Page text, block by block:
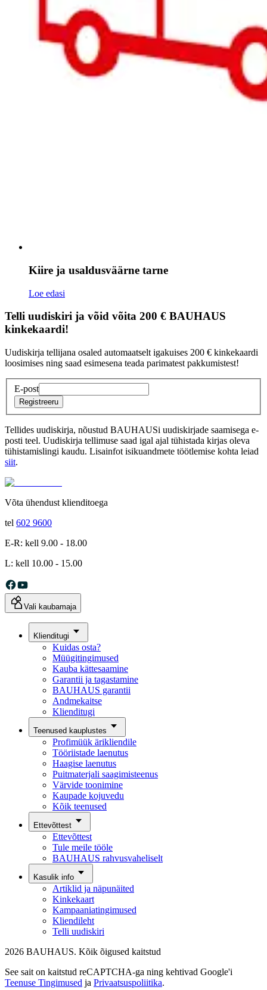
Kiire ja usaldusväärne tarne
Loe edasi
Telli uudiskiri ja võid võita 200 € BAUHAUS
kinkekaardi!
Uudiskirja tellijana osaled automaatselt igakuises 200 € kinkekaardi
loosimises ning saad esimesena teada parimatest pakkumistest!
E-post
Registreeru
Tellides uudiskirja, nõustud BAUHAUSi uudiskirjade saamisega e-
posti teel. Uudiskirja tellimuse saad igal ajal tühistada kirjas oleva
tühistamislingi kaudu. Lisainfot isikuandmete töötlemise kohta leiad
siit.
Võta ühendust klienditoega
tel 602 9600
E-R: kell 9.00 - 18.00
L: kell 10.00 - 15.00
Vali kaubamaja
Klienditugi
Kuidas osta?
Müügitingimused
Kauba kättesaamine
Garantii ja tagastamine
BAUHAUS garantii
Andmekaitse
Klienditugi
Teenused kauplustes
Profimüük ärikliendile
Tööriistade laenutus
Haagise laenutus
Puitmaterjali saagimisteenus
Värvide toonimine
Kaupade kojuvedu
Kõik teenused
Ettevõttest
Ettevõttest
Tule meile tööle
BAUHAUS rahvusvaheliselt
Kasulik info
Artiklid ja näpunäited
Kinkekaart
Kampaaniatingimused
Kliendileht
Telli uudiskiri
2026 BAUHAUS. Kõik õigused kaitstud
See sait on kaitstud reCAPTCHA-ga ning kehtivad Google'i
Teenuse Tingimused ja Privaatsuspoliitika.